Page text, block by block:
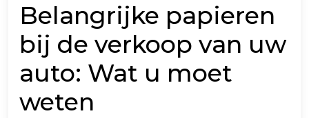
Belangrijke papieren
bij de verkoop van uw
auto: Wat u moet
weten